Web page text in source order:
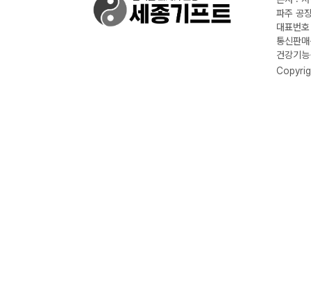
파주 공
대표번
통신판
건강기